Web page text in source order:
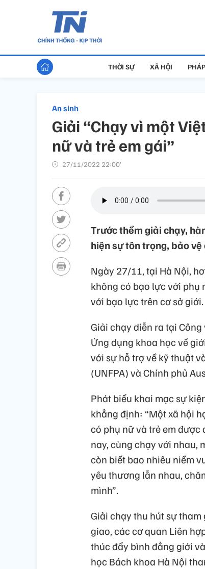
THỜI SỰ XÃ HỘI
An sinh
Giải “Chạy vì một
nữ và trẻ em gái”
27/11/2022 22:00’
Trước thềm giải chạy,
hiện sự tôn trọng, bảo
Ngày 27/11, tại Hà Nội,
không có bạo lực với phụ
với bạo lực trên cơ sở giới.
Giải chạy diễn ra tại
Ứng dụng khoa học về
với sự hỗ trợ về kỹ thuật
(UNFPA) và Chính phủ
Phát biểu khai mạc sự
khẳng định: “Một xã hội
có phụ nữ và trẻ em được
nay, cùng chạy với nhau,
còn biết bao nhiêu niềm
yêu thương lẫn nhau,
mình”.
Giải chạy thu hút sự
giao, các cơ quan Liên
thúc đẩy bình đẳng giới
học Bách khoa Hà Nội